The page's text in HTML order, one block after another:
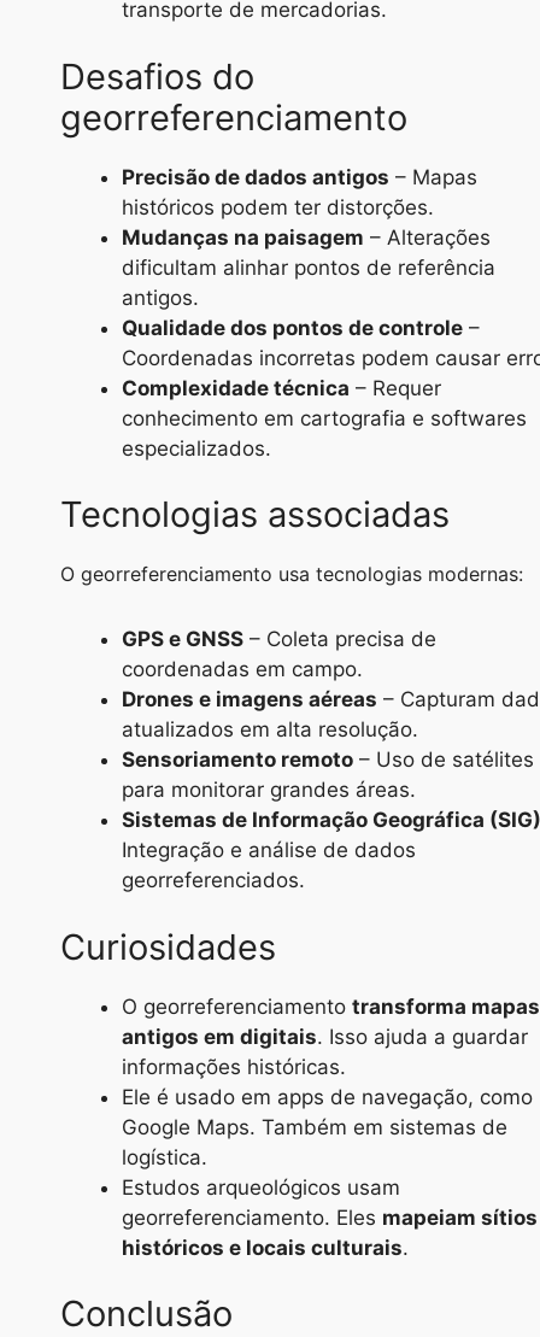
transporte de mercadorias.
Desafios do
georreferenciamento
Precisão de dados antigos – Mapas
históricos podem ter distorções.
Mudanças na paisagem – Alterações
dificultam alinhar pontos de referência
antigos.
Qualidade dos pontos de controle –
Coordenadas incorretas podem causar
Complexidade técnica – Requer
conhecimento em cartografia e softwares
especializados.
Tecnologias associadas
O georreferenciamento usa tecnologias modernas:
GPS e GNSS – Coleta precisa de
coordenadas em campo.
Drones e imagens aéreas – Capturam
atualizados em alta resolução.
Sensoriamento remoto – Uso de satélites
para monitorar grandes áreas.
Sistemas de Informação Geográfica (SIG)
Integração e análise de dados
georreferenciados.
Curiosidades
O georreferenciamento transforma mapas
antigos em digitais. Isso ajuda a guardar
informações históricas.
Ele é usado em apps de navegação, como
Google Maps. Também em sistemas de
logística.
Estudos arqueológicos usam
georreferenciamento. Eles mapeiam sítios
históricos e locais culturais.
Conclusão